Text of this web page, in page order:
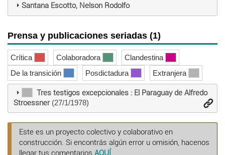
Santana Escotto, Nelson Rodolfo
Prensa y publicaciones seriadas (1)
Crítica Colaboradora
Clandestina
De la transición
Posdictadura Extranjera
Tres testigos excepcionales : El Paraguay de Alfredo
Stroessner(27/1/1978)
Este es un proyecto colectivo y colaborativo en
construcción. Si encontrás algún error u omisión, hacenos
llegar tus comentarios AQUÍ